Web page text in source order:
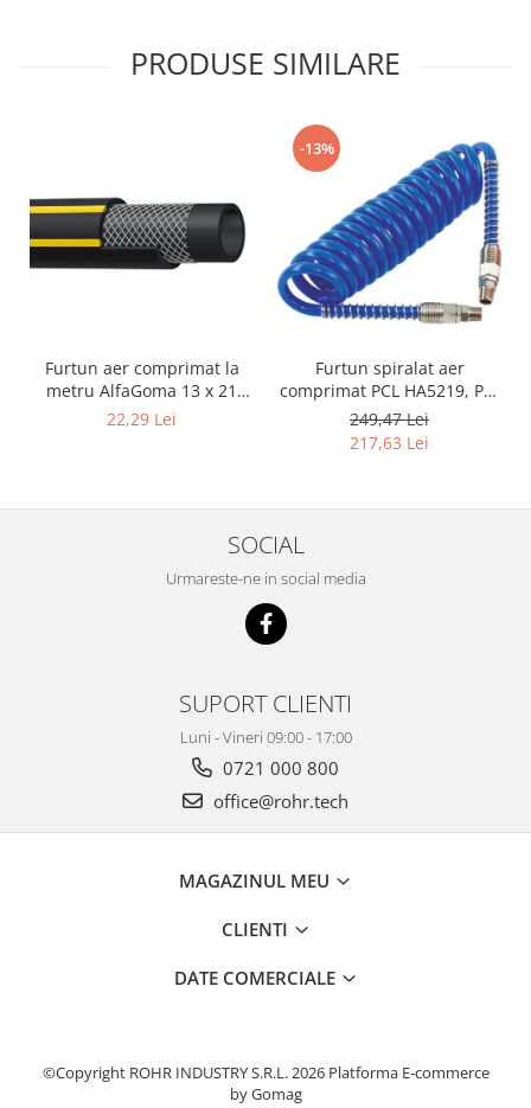
PRODUSE SIMILARE
Furtun aer comprimat la
metru AlfaGoma 13 x 21
mm, 20 bar, rezistent la
22,29 Lei
-13%
Furtun spiralat aer
comprimat PCL HA5219, PU,
8 x 12 mm, 10 m, filet 1/4"
BSP
249,47 Lei
217,63 Lei
SOCIAL
Urmareste-ne in social media
SUPORT CLIENTI
Luni - Vineri 09:00 - 17:00
0721 000 800
office@rohr.tech
MAGAZINUL MEU
CLIENTI
DATE COMERCIALE
©Copyright ROHR INDUSTRY S.R.L. 2026 Platforma E-commerce
by Gomag